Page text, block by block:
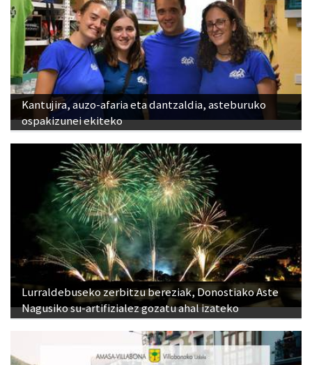
Kantujira, auzo-afaria eta dantzaldia, asteburuko
ospakizunei ekiteko
Lurraldebuseko zerbitzu bereziak, Donostiako Aste
Nagusiko su-artifizialez gozatu ahal izateko